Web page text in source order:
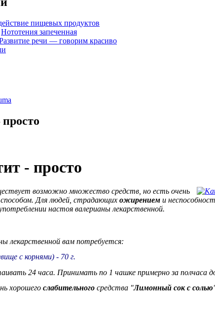
пищевых продуктов
Нототения запеченная
речи — говорим красиво
- просто
возможно множество средств, но есть очень
Для людей, страдающих ожирением и
настоя валерианы лекарственной.
лекарственной вам потребуется:
с корнями) - 70 г.
24 часа. Принимать по 1 чашке примерно за полчаса
хорошего слабительного средства "Лимонный сок с солью